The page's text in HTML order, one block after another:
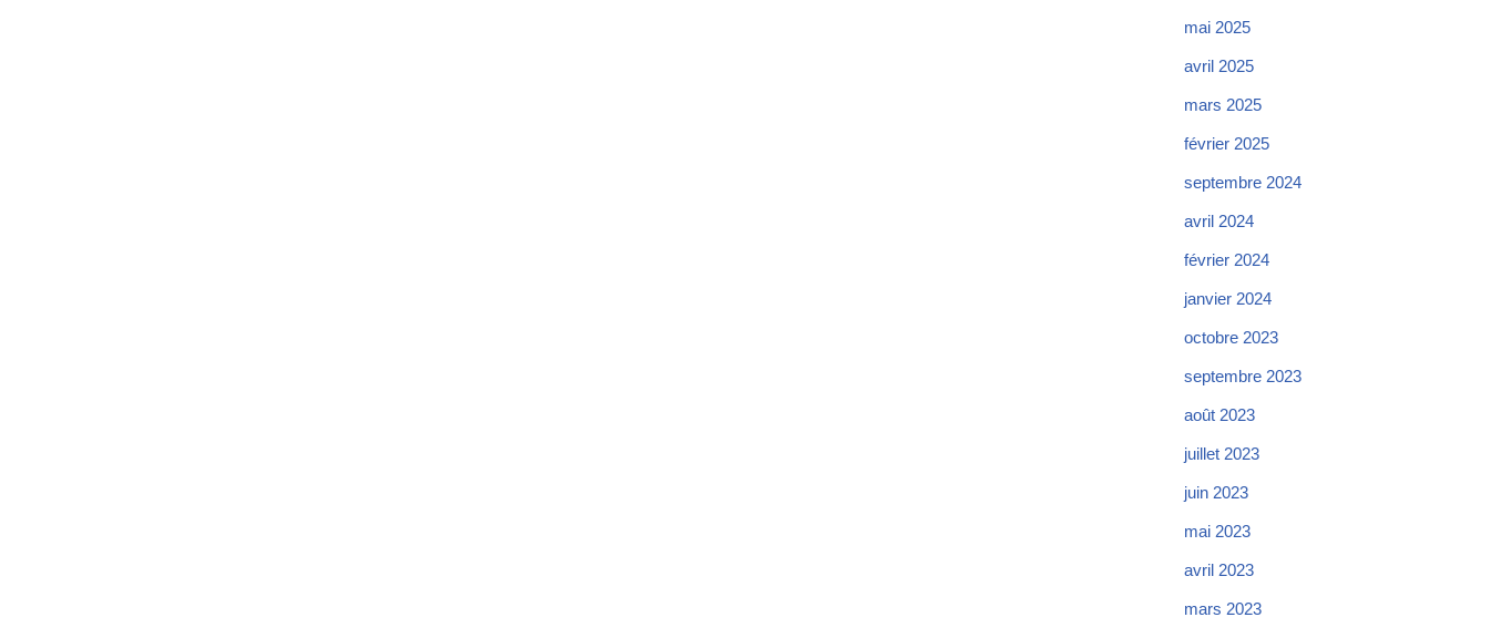
mai 2025
avril 2025
mars 2025
février 2025
septembre 2024
avril 2024
février 2024
janvier 2024
octobre 2023
septembre 2023
août 2023
juillet 2023
juin 2023
mai 2023
avril 2023
mars 2023